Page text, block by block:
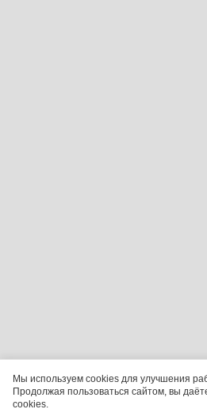
Мы используем cookies для улучшения
Продолжая пользоваться сайтом, вы
cookies.